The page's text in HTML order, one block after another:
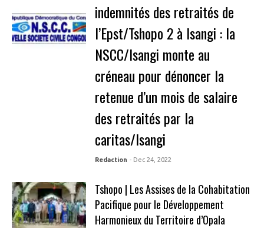
indemnités des retraités de
l’Epst/Tshopo 2 à Isangi : la
NSCC/Isangi monte au
créneau pour dénoncer la
retenue d’un mois de salaire
des retraités par la
caritas/Isangi
Redaction - Dec 24, 2022
Tshopo | Les Assises de la Cohabitation
Pacifique pour le Développement
Harmonieux du Territoire d’Opala